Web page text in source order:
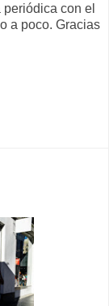
con el
a poco. Gracias